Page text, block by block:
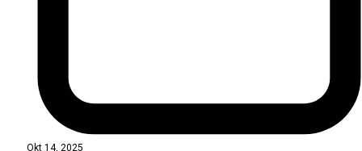
Okt 14, 2025